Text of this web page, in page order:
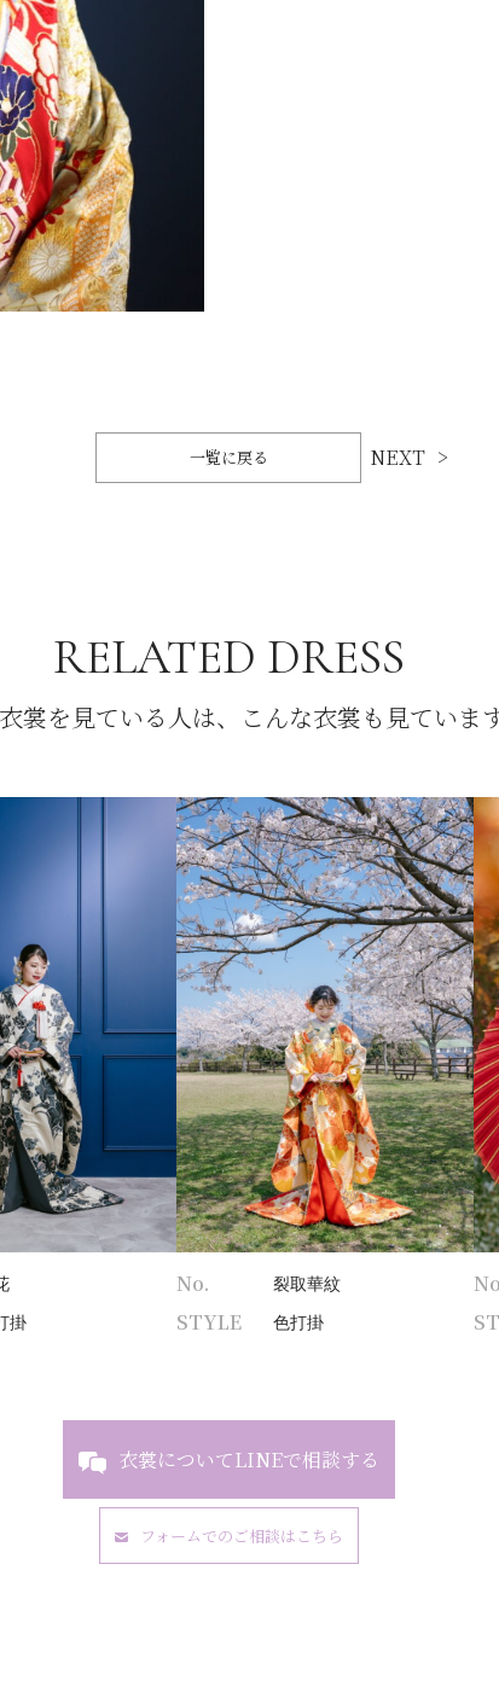
一覧に戻る NEXT
RELATED DRESS
裳を見ている人は、こんな衣裳も見ていま
掛
No. 裂取華紋
STYLE 色打掛
衣裳についてLINEで相談する
フォームでのご相談はこちら